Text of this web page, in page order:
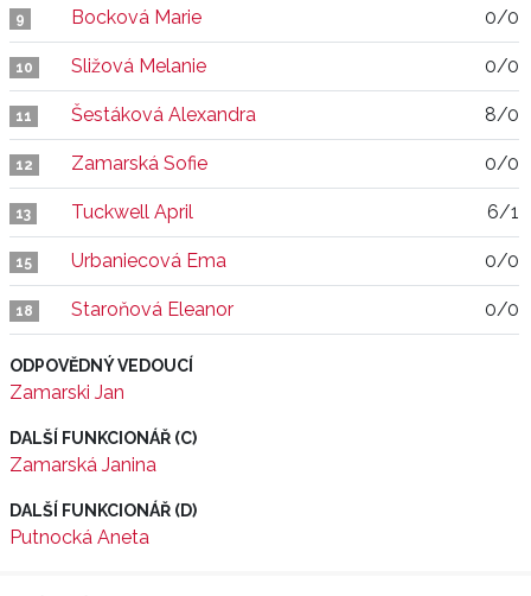
9 Bocková Marie 0/0
10 Sližová Melanie 0/0
11 Šestáková Alexandra 8/0
12 Zamarská Sofie 0/0
13 Tuckwell April 6/1
15 Urbaniecová Ema 0/0
18 Staroňová Eleanor 0/0
ODPOVĚDNÝ VEDOUCÍ
Zamarski Jan
DALŠÍ FUNKCIONÁŘ (C)
Zamarská Janina
DALŠÍ FUNKCIONÁŘ (D)
Putnocká Aneta